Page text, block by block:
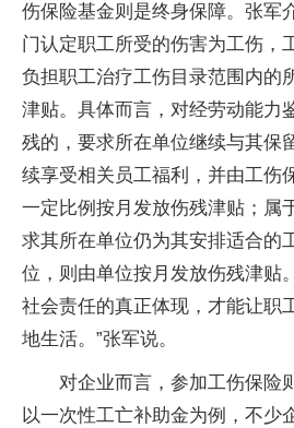
伤保险基金则是终身保障。张军
门认定职工所受的伤害为工伤，
负担职工治疗工伤目录范围内的
津贴。具体而言，对经劳动能力
残的，要求所在单位继续与其保
续享受相关员工福利，并由工伤
一定比例按月发放伤残津贴；属
求其所在单位仍为其安排适合的
位，则由单位按月发放伤残津贴
社会责任的真正体现，才能让职
地生活。”张军说。
对企业而言，参加工伤保险
以一次性工亡补助金为例，不少